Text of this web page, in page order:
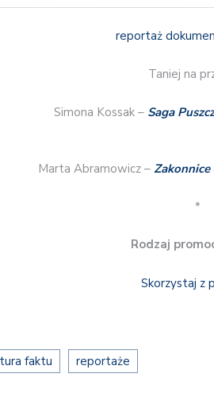
Taniej na
Simona Kossak – Saga
Marta Abramowicz – Zakonnice
*
Rodzaj
Skorzystaj z
faktu reportaże